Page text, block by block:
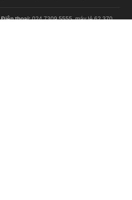
Điện thoại:024 7309 5555, máy lẻ 62.370